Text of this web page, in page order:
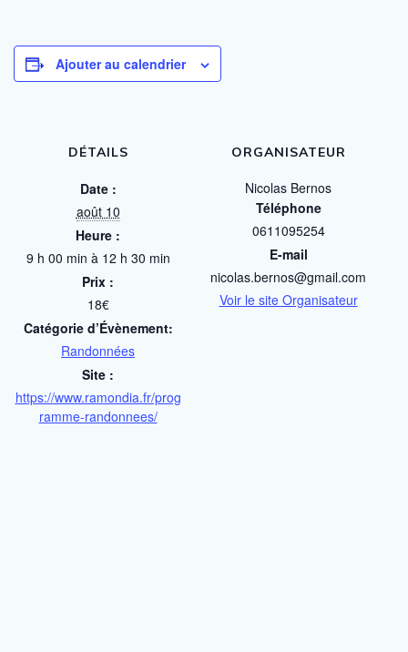
Ajouter au calendrier
DÉTAILS
Date :
août 10
Heure :
9 h 00 min à 12 h 30 min
Prix :
18€
Catégorie d’Évènement:
Randonnées
Site :
https://www.ramondia.fr/prog
ramme-randonnees/
ORGANISATEUR
Nicolas Bernos
Téléphone
0611095254
E-mail
nicolas.bernos@gmail.com
Voir le site Organisateur